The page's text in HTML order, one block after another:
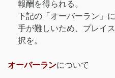
報酬を得られる。
下記の「オーバーラン」
手が難しいため、プレイ
択を。
オーバーランについて